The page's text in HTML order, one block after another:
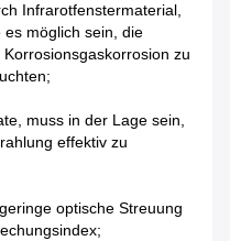
Infrarotfenstermaterial,
möglich sein, die
zu
muss in der Lage sein,
effektiv zu
optische Streuung